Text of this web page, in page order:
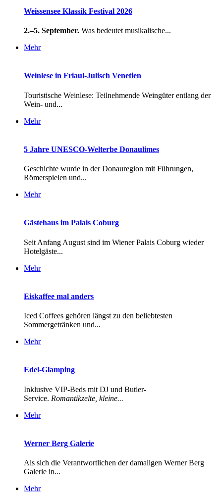
Weissensee Klassik Festival 2026
2.–5. September. Was bedeutet musikalische...
Mehr
Weinlese in Friaul-Julisch Venetien
Touristische Weinlese: Teilnehmende Weingüter entlang der
Wein- und...
Mehr
5 Jahre UNESCO-Welterbe Donaulimes
Geschichte wurde in der Donauregion mit Führungen,
Römerspielen und...
Mehr
Gästehaus im Palais Coburg
Seit Anfang August sind im Wiener Palais Coburg wieder
Hotelgäste...
Mehr
Eiskaffee mal anders
Iced Coffees gehören längst zu den beliebtesten
Sommergetränken und...
Mehr
Edel-Glamping
Inklusive VIP-Beds mit DJ und Butler-
Service. Romantikzelte, kleine...
Mehr
Werner Berg Galerie
Als sich die Verantwortlichen der damaligen Werner Berg
Galerie in...
Mehr